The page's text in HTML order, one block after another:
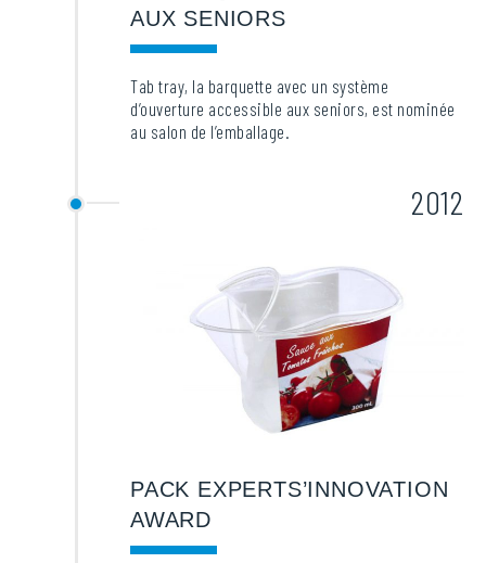
AUX SENIORS
Tab tray, la barquette avec un système
d’ouverture accessible aux seniors, est nominée
au salon de l’emballage.
2012
PACK EXPERTS’INNOVATION
AWARD